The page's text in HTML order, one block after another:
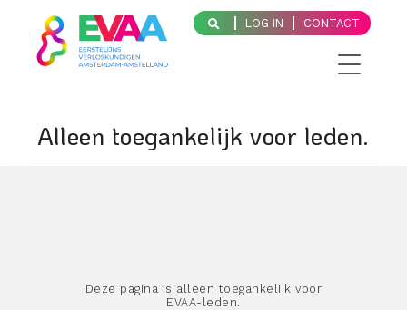
CONTACT
LOG IN
Alleen toegankelijk voor leden.
Deze pagina is alleen toegankelijk voor
EVAA-leden.